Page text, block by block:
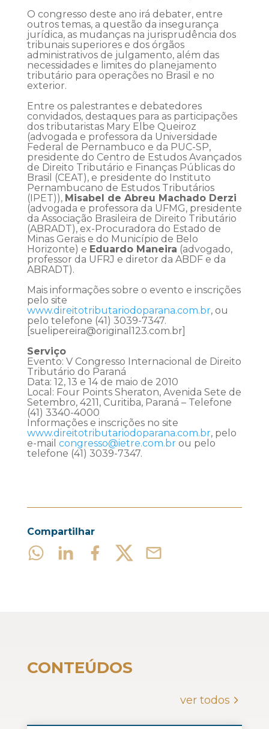
O congresso deste ano irá debater, entre
outros temas, a questão da insegurança
jurídica, as mudanças na jurisprudência dos
tribunais superiores e dos órgãos
administrativos de julgamento, além das
necessidades e limites do planejamento
tributário para operações no Brasil e no
exterior.
Entre os palestrantes e debatedores
convidados, destaques para as participações
dos tributaristas Mary Elbe Queiroz
(advogada e professora da Universidade
Federal de Pernambuco e da PUC-SP,
presidente do Centro de Estudos Avançados
de Direito Tributário e Finanças Públicas do
Brasil (CEAT), e presidente do Instituto
Pernambucano de Estudos Tributários
(IPET)), Misabel de Abreu Machado Derzi
(advogada e professora da UFMG, presidente
da Associação Brasileira de Direito Tributário
(ABRADT), ex-Procuradora do Estado de
Minas Gerais e do Município de Belo
Horizonte) e Eduardo Maneira (advogado,
professor da UFRJ e diretor da ABDF e da
ABRADT).
Mais informações sobre o evento e inscrições
pelo site
www.direitotributariodoparana.com.br, ou
pelo telefone (41) 3039-7347.
[suelipereira@original123.com.br]
Serviço
Evento: V Congresso Internacional de Direito
Tributário do Paraná
Data: 12, 13 e 14 de maio de 2010
Local: Four Points Sheraton, Avenida Sete de
Setembro, 4211, Curitiba, Paraná – Telefone
(41) 3340-4000
Informações e inscrições no site
www.direitotributariodoparana.com.br, pelo
e-mail congresso@ietre.com.brou pelo
telefone (41) 3039-7347.
Compartilhar
CONTEÚDOS
ver todos